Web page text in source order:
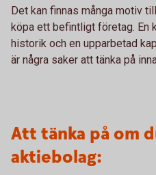
Det kan finnas många motiv
köpa ett befintligt företag. En
historik och en upparbetad
är några saker att tänka på
Att tänka på om
aktiebolag: